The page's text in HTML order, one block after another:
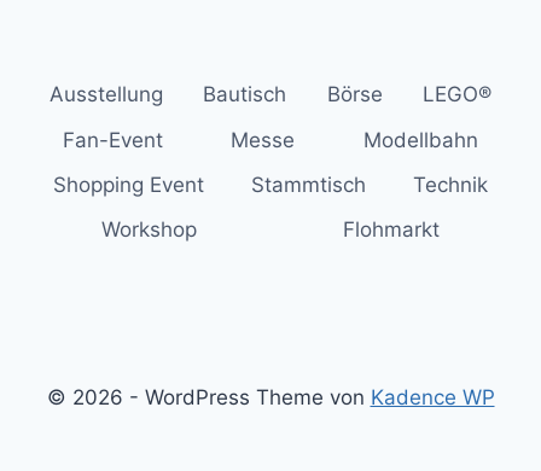
Ausstellung Bautisch Börse
LEGO®
Fan-Event
Messe
Modellbahn
Shopping Event
Stammtisch
Technik
Workshop
Flohmarkt
© 2026 - WordPress Theme von Kadence WP